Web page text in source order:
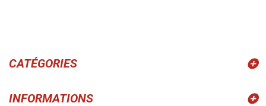
CATÉGORIES
INFORMATIONS